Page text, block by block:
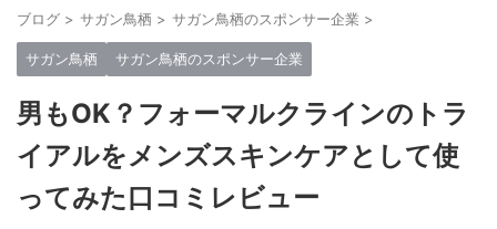
ブログ > サガン鳥栖 > サガン鳥栖のスポンサー企業 >
サガン鳥栖 サガン鳥栖のスポンサー企業
男もOK？フォーマルクラインのトラ
イアルをメンズスキンケアとして使
ってみた口コミレビュー